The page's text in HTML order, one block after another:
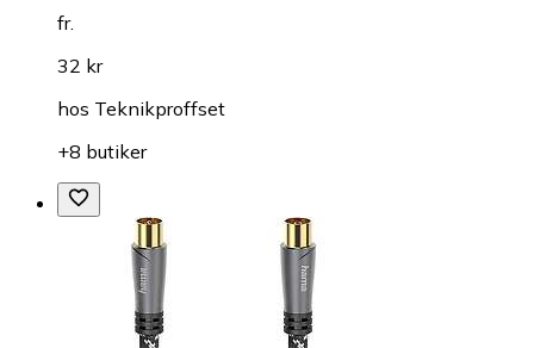
fr.
32 kr
hos Teknikproffset
+8 butiker